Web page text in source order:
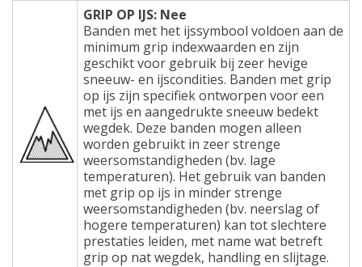
GRIP OP IJS: Nee
Banden met het ijssymbool voldoen aan de
minimum grip indexwaarden en zijn
geschikt voor gebruik bij zeer hevige
sneeuw- en ijscondities. Banden met grip
op ijs zijn specifiek ontworpen voor een
met ijs en aangedrukte sneeuw bedekt
wegdek. Deze banden mogen alleen
worden gebruikt in zeer strenge
weersomstandigheden (bv. lage
temperaturen). Het gebruik van banden
met grip op ijs in minder strenge
weersomstandigheden (bv. neerslag of
hogere temperaturen) kan tot slechtere
prestaties leiden, met name wat betreft
grip op nat wegdek, handling en slijtage.